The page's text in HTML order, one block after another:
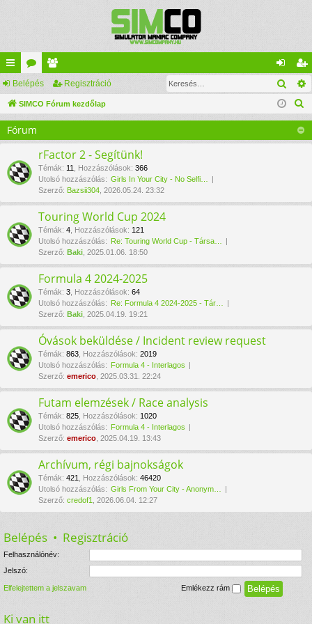
yo
rs
lin
ke
k
ór
u
ok
ag
lis
el
ép
eg
is
ztr
ác
Belépés Regisztráció
SIMCO Fórum kezdőlap
Fórum
rFactor 2 - Segítünk!
Témák: 11 Hozzászólások: 366
Utolsó hozzászólás: Girls In Your City - No Selfi…
Szerző: Bazsii304 , 2026.05.24. 23:32
Touring World Cup 2024
Témák: 4 Hozzászólások: 121
Utolsó hozzászólás: Re: Touring World Cup - Társa…
Szerző: Baki , 2025.01.06. 18:50
Formula 4 2024-2025
Témák: 3 Hozzászólások: 64
Utolsó hozzászólás: Re: Formula 4 2024-2025 - Tár…
Szerző: Baki , 2025.04.19. 19:21
Óvások beküldése / Incident review request
Témák: 863 Hozzászólások: 2019
Utolsó hozzászólás: Formula 4 - Interlagos
Szerző: emerico , 2025.03.31. 22:24
Futam elemzések / Race analysis
Témák: 825 Hozzászólások: 1020
Utolsó hozzászólás: Formula 4 - Interlagos
Szerző: emerico , 2025.04.19. 13:43
Archívum, régi bajnokságok
Témák: 421 Hozzászólások: 46420
Utolsó hozzászólás: Girls From Your City - Anonym…
Szerző: credof1 , 2026.06.04. 12:27
Belépés • Regisztráció
Felhasználónév:
Jelszó:
Elfelejtettem a jelszavam Emlékezz rám
Ki van itt